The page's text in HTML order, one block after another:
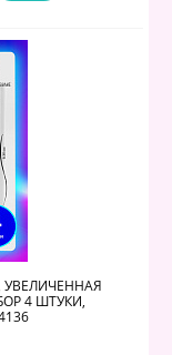
УВЕЛИЧЕННАЯ
4 ШТУКИ,